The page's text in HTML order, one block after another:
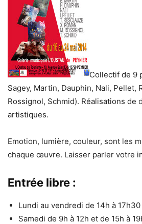
Collectif de 9
Sagey, Martin, Dauphin, Nali, Pellet,
Rossignol, Schmid). Réalisations de
artistiques.
Emotion, lumière, couleur, sont les
chaque œuvre. Laisser parler votre
Entrée libre :
Lundi au vendredi de 14h à 17h30
Samedi de 9h à 12h et de 15h à